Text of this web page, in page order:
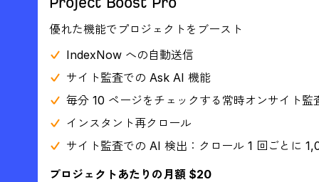
優れた機能でプロジェクトをブースト
IndexNow への自動送信
サイト監査での Ask AI 機能
毎分 10 ページをチェックする常時オンサイト監
インスタント再クロール
サイト監査での AI 検出：クロール 1 回ごとに
プロジェクトあたりの月額 $20